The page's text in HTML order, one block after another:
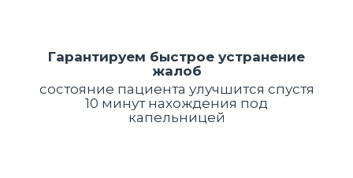
Гарантируем быстрое устранение
жалоб
состояние пациента улучшится спустя
10 минут нахождения под
капельницей